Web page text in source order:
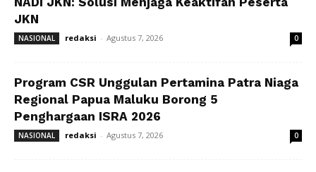
JKN
NASIONAL redaksi - Agustus 7, 2026 0
Program CSR Unggulan Pertamina Patra Niaga
Regional Papua Maluku Borong 5
Penghargaan ISRA 2026
NASIONAL redaksi - Agustus 7, 2026 0